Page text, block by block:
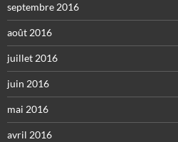
septembre 2016
août 2016
juillet 2016
juin 2016
mai 2016
avril 2016